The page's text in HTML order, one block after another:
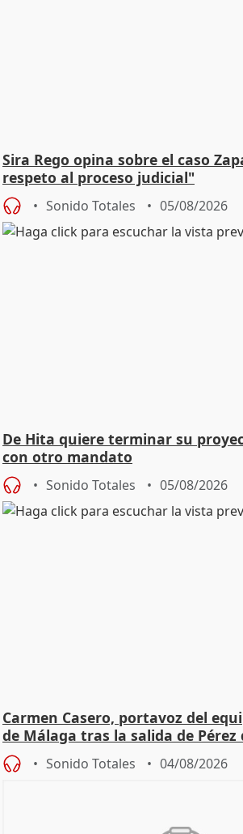
Sira Rego opina sobre el caso
respeto al proceso judicial"
Sonido Totales 05/08/2026
De Hita quiere terminar su
con otro mandato
Sonido Totales 05/08/2026
Carmen Casero, portavoz del
de Málaga tras la salida de Pérez
Sonido Totales 04/08/2026